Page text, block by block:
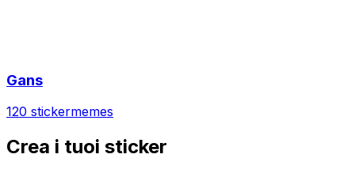
Gans
120 stickermemes
Crea i tuoi sticker